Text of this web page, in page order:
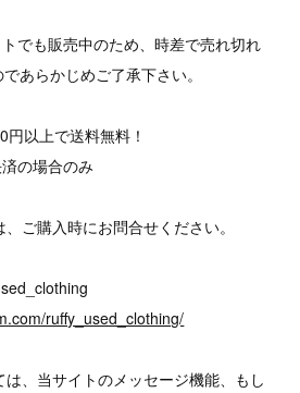
トでも販売中のため、時差で売れ切れ
あらかじめご了承下さい。
以上で送料無料！
の場合のみ
ご購入時にお問合せください。
ruffy_used_clothing/
、当サイトのメッセージ機能、もし